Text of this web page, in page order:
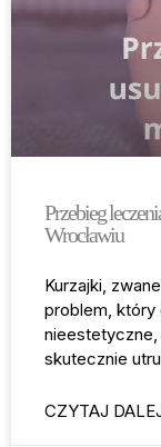
Przebieg
Wrocławiu
Kurzajki,
problem, który
skutecznie
CZYTAJ